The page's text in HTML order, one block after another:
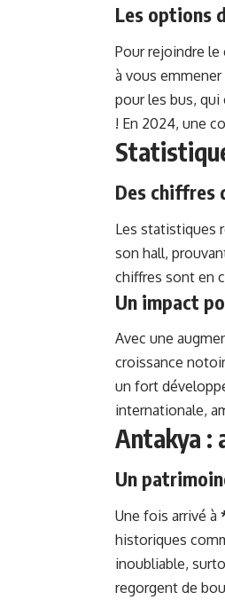
Les options
Pour rejoindre le
à vous
pour les bus,
! En 2024, une
Des chiffres
Les statistiques
son hall,
chiffres sont en
Un impact
Avec une
croissance
un fort
internationale,
Antakya :
Un
Une fois arrivé à
historiques
inoubliable,
regorgent de